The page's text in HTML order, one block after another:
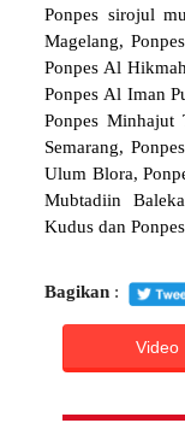
Ponpes sirojul
Magelang,
Ponpes Al
Ponpes Al Iman
Ponpes Minhajut
Semarang,
Ulum Blora,
Mubtadiin
Kudus dan
Bagikan :
Video